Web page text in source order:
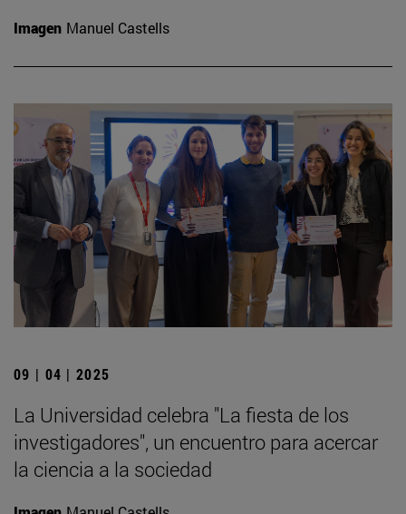
Imagen Manuel Castells
09 | 04 | 2025
La Universidad celebra "La fiesta de los
investigadores", un encuentro para acercar
la ciencia a la sociedad